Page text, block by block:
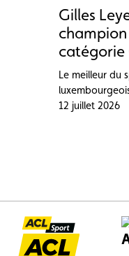
Gilles
catégorie
Le meilleur du
12 juillet 2026